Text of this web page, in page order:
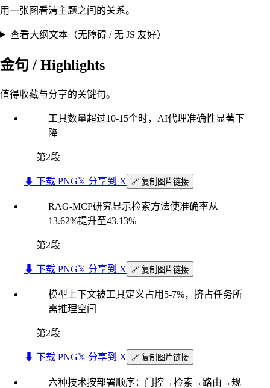
用一张图看清主题之间的关系。
查看大纲文本（无障碍 / 无 JS 友好）
金句 / Highlights
值得收藏与分享的关键句。
工具数量超过10-15个时，AI代理准确性显著下
降
— 第2段
⬇︎ 下载 PNG𝕏 分享到 X 🔗 复制图片链接
RAG-MCP研究显示检索方法使准确率从
13.62%提升至43.13%
— 第2段
⬇︎ 下载 PNG𝕏 分享到 X 🔗 复制图片链接
模型上下文被工具定义占用5-7%，挤占任务所
需推理空间
— 第2段
⬇︎ 下载 PNG𝕏 分享到 X 🔗 复制图片链接
六种技术按部署顺序：门控→检索→路由→规